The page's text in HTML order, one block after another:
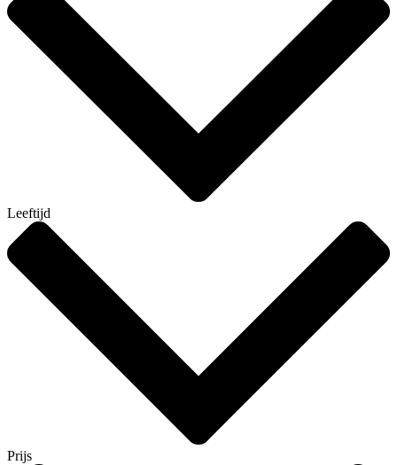
Leeftijd
Prijs